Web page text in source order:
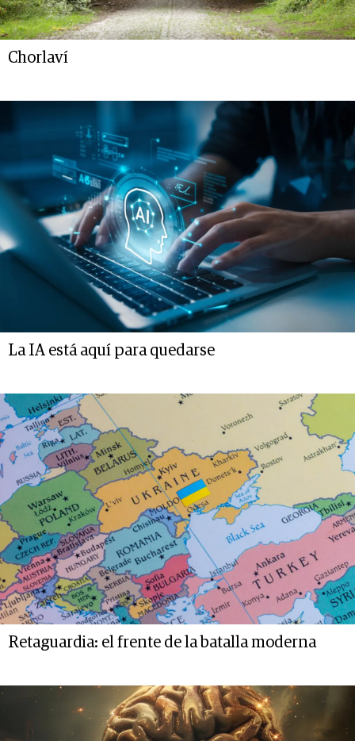
Chorlaví
La IA está aquí para quedarse
Retaguardia: el frente de la batalla moderna